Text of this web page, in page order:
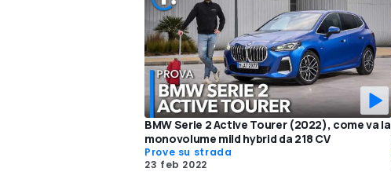
BMW Serie 2 Active Tourer (2022), come va la
monovolume mild hybrid da 218 CV
Prove su strada
23 feb 2022